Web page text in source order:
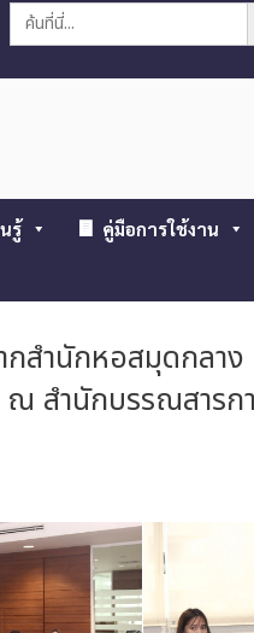
Search
รู้ คู่มือการใช้งาน
สำนักหอสมุดกลาง
ณ สำนักบรรณสาร